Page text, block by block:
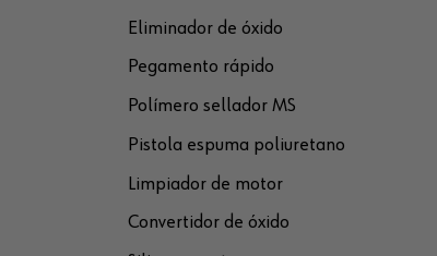
Eliminador de óxido
Pegamento rápido
Polímero sellador MS
Pistola espuma poliuretano
Limpiador de motor
Convertidor de óxido